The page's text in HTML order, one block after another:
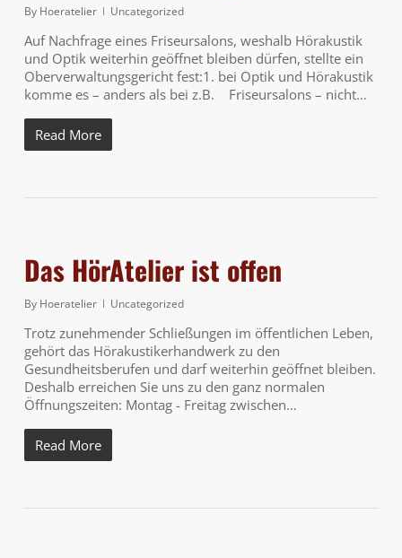
By Hoeratelier Uncategorized
Auf Nachfrage eines Friseursalons, weshalb Hörakustik
und Optik weiterhin geöffnet bleiben dürfen, stellte ein
Oberverwaltungsgericht fest:1. bei Optik und Hörakustik
komme es – anders als bei z.B. Friseursalons – nicht…
Read More
Das HörAtelier ist offen
By Hoeratelier Uncategorized
Trotz zunehmender Schließungen im öffentlichen Leben,
gehört das Hörakustikerhandwerk zu den
Gesundheitsberufen und darf weiterhin geöffnet bleiben.
Deshalb erreichen Sie uns zu den ganz normalen
Öffnungszeiten: Montag - Freitag zwischen…
Read More